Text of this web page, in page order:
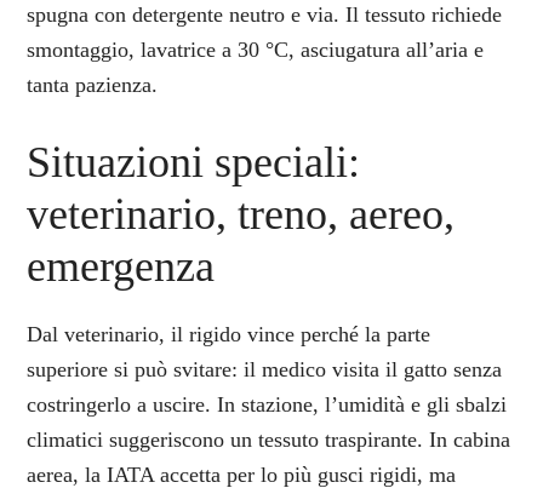
spugna con detergente neutro e via. Il tessuto richiede
smontaggio, lavatrice a 30 °C, asciugatura all’aria e
tanta pazienza.
Situazioni speciali:
veterinario, treno, aereo,
emergenza
Dal veterinario, il rigido vince perché la parte
superiore si può svitare: il medico visita il gatto senza
costringerlo a uscire. In stazione, l’umidità e gli sbalzi
climatici suggeriscono un tessuto traspirante. In cabina
aerea, la IATA accetta per lo più gusci rigidi, ma